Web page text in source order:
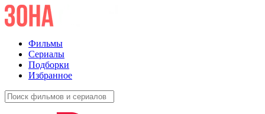
Фильмы
Сериалы
Подборки
Избранное